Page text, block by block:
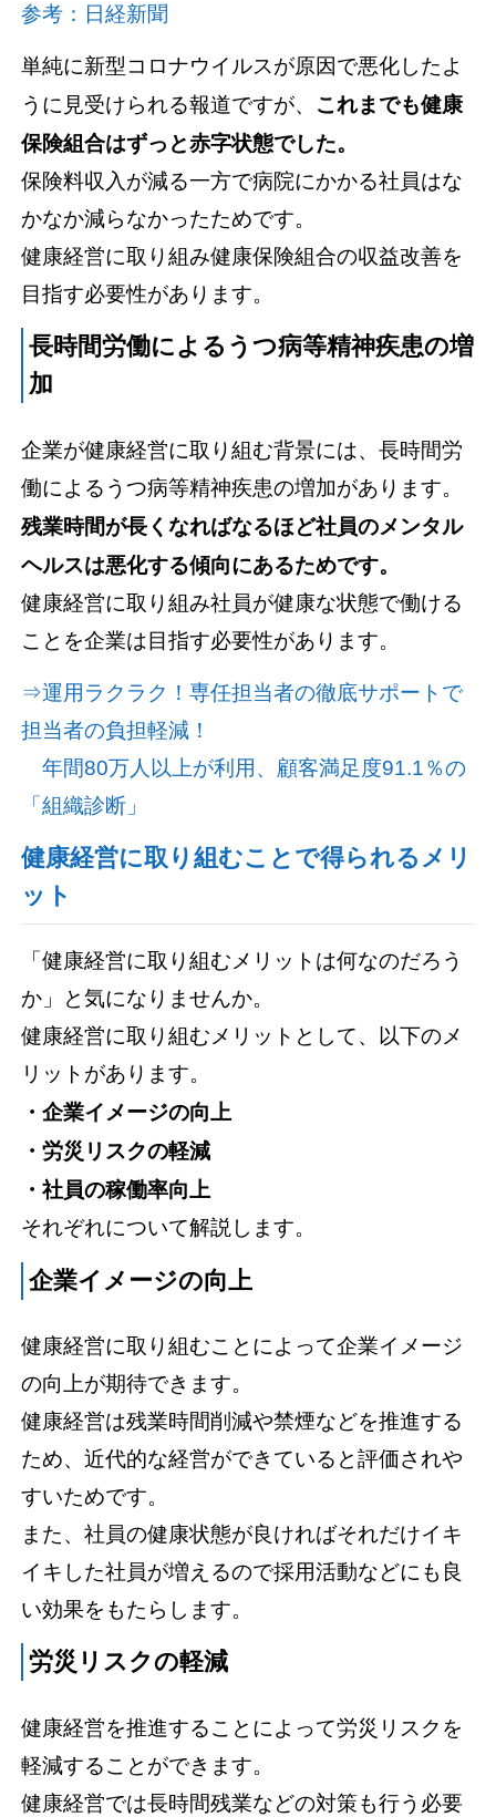
参考：日経新聞
単純に新型コロナウイルスが原因で悪化したよ
うに見受けられる報道ですが、 これまでも健康
保険組合はずっと赤字状態でした。
保険料収入が減る一方で病院にかかる社員はな
かなか減らなかったためです。
健康経営に取り組み健康保険組合の収益改善を
目指す必要性があります。
長時間労働によるうつ病等精神疾患の増
加
企業が健康経営に取り組む背景には、長時間労
働によるうつ病等精神疾患の増加があります。
残業時間が長くなればなるほど社員のメンタル
ヘルスは悪化する傾向にあるためです。
健康経営に取り組み社員が健康な状態で働ける
ことを企業は目指す必要性があります。
⇒運用ラクラク！専任担当者の徹底サポートで
担当者の負担軽減！
年間80万人以上が利用、顧客満足度91.1％の
「組織診断」
健康経営に取り組むことで得られるメリ
ット
「健康経営に取り組むメリットは何なのだろう
か」と気になりませんか。
健康経営に取り組むメリットとして、以下のメ
リットがあります。
・企業イメージの向上
・労災リスクの軽減
・社員の稼働率向上
それぞれについて解説します。
企業イメージの向上
健康経営に取り組むことによって企業イメージ
の向上が期待できます。
健康経営は残業時間削減や禁煙などを推進する
ため、近代的な経営ができていると評価されや
すいためです。
また、社員の健康状態が良ければそれだけイキ
イキした社員が増えるので採用活動などにも良
い効果をもたらします。
労災リスクの軽減
健康経営を推進することによって労災リスクを
軽減することができます。
健康経営では長時間残業などの対策も行う必要